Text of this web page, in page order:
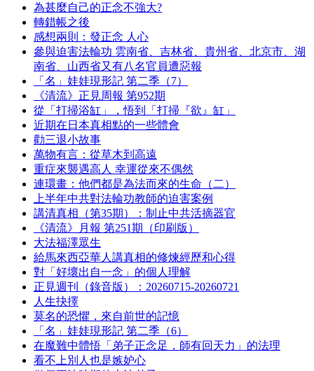
為甚麼自己的正念不強大?
轉錯帳之後
感想兩則：發正念 人心
參與迫害法輪功 雲南省、吉林省、貴州省、北京市、湖
南省、山西省又有八名官員遭惡報
「名」娃娃現形記 第二季（7）
《清流》正見周報 第952期
從「打掃浴缸」，悟到「打掃『欲』缸」
近期在日本真相點的一些體會
勸三退小故事
萬物有言：從草木到高遠
重症來襲遇高人 幸運從來不偶然
連環畫：他們都是為法而來的生命（二）
上半年中共對法輪功教師的迫害案例
講清真相（第35期）：制止中共活摘器官
《清流》月報 第251期（印刷版）
大法福澤眾生
給馬來西亞華人講真相的修煉經歷和心得
對「好壞出自一念」的個人理解
正見週刊（錄音版）：20260715-20260721
人生抉擇
莫名的恐懼，來自前世的記憶
「名」娃娃現形記 第二季（6）
在魔難中體悟「弟子正念足，師有回天力」的法理
看不上別人也是嫉妒心